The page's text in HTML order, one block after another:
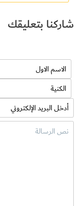
شاركنا بتعليقك